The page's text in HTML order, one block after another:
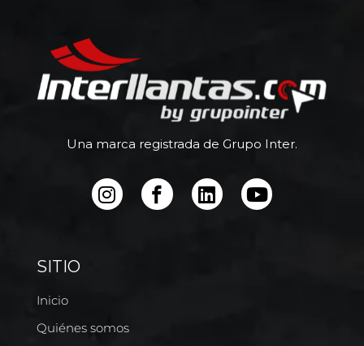
Una marca registrada de Grupo Inter.
SITIO
Inicio
Quiénes somos